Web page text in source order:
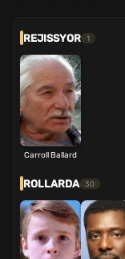
REJISSYOR 1
Carroll Ballard
ROLLARDA 30